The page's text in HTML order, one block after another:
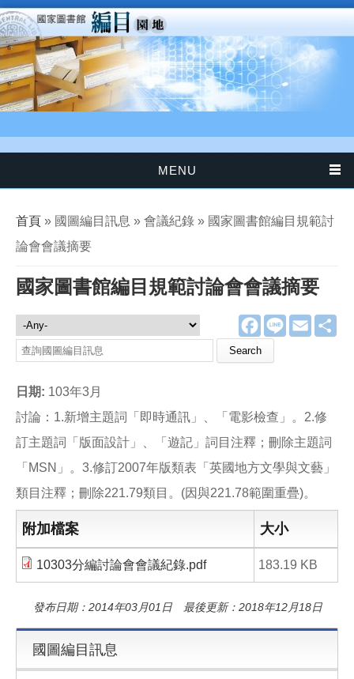
移至主內容
MENU
您在這裡
首頁 » 國圖編目訊息 » 會議紀錄 » 國家圖書館編目規範討
論會會議摘要
國家圖書館編目規範討論會會議摘要
F
a
e
k
L
E
m
國圖編目訊息
Search this site
日期: 103年3月
討論：1.新增主題詞「即時通訊」、「電影檢查」。2.修
訂主題詞「版面設計」、「遊記」詞目注釋；刪除主題詞
「MSN」。3.修訂2007年版類表「英國地方文學與文藝」
類目注釋；刪除221.79類目。(因與221.78範圍重疊)。
附加檔案 大小
10303分編討論會會議紀錄.pdf 183.19 KB
發布日期：2014年03月01日 最後更新：2018年12月18日
國圖編目訊息